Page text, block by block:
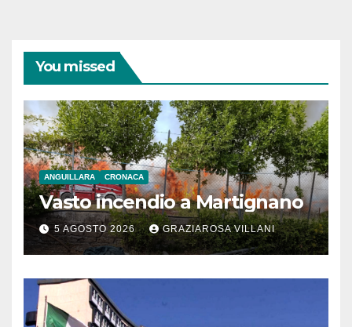
You missed
ANGUILLARA CRONACA
Vasto incendio a Martignano
5 AGOSTO 2026 GRAZIAROSA VILLANI